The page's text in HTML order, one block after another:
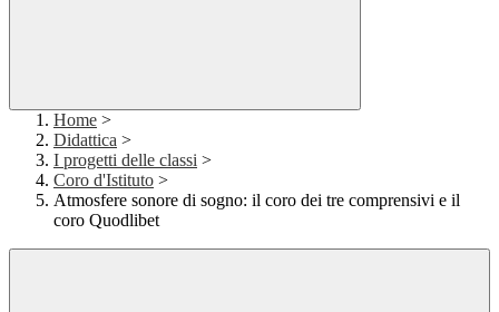
Home >
Didattica >
I progetti delle classi >
Coro d'Istituto >
Atmosfere sonore di sogno: il coro dei tre comprensivi e il
coro Quodlibet